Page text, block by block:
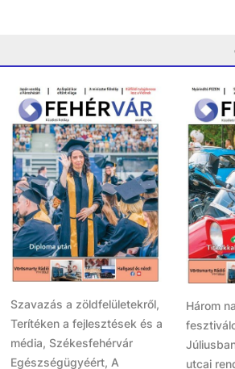
Szavazás a zöldfelületekről,
Terítéken a fejlesztések és a
média, Székesfehérvár
Egészségügyéért, A
Három
utcai